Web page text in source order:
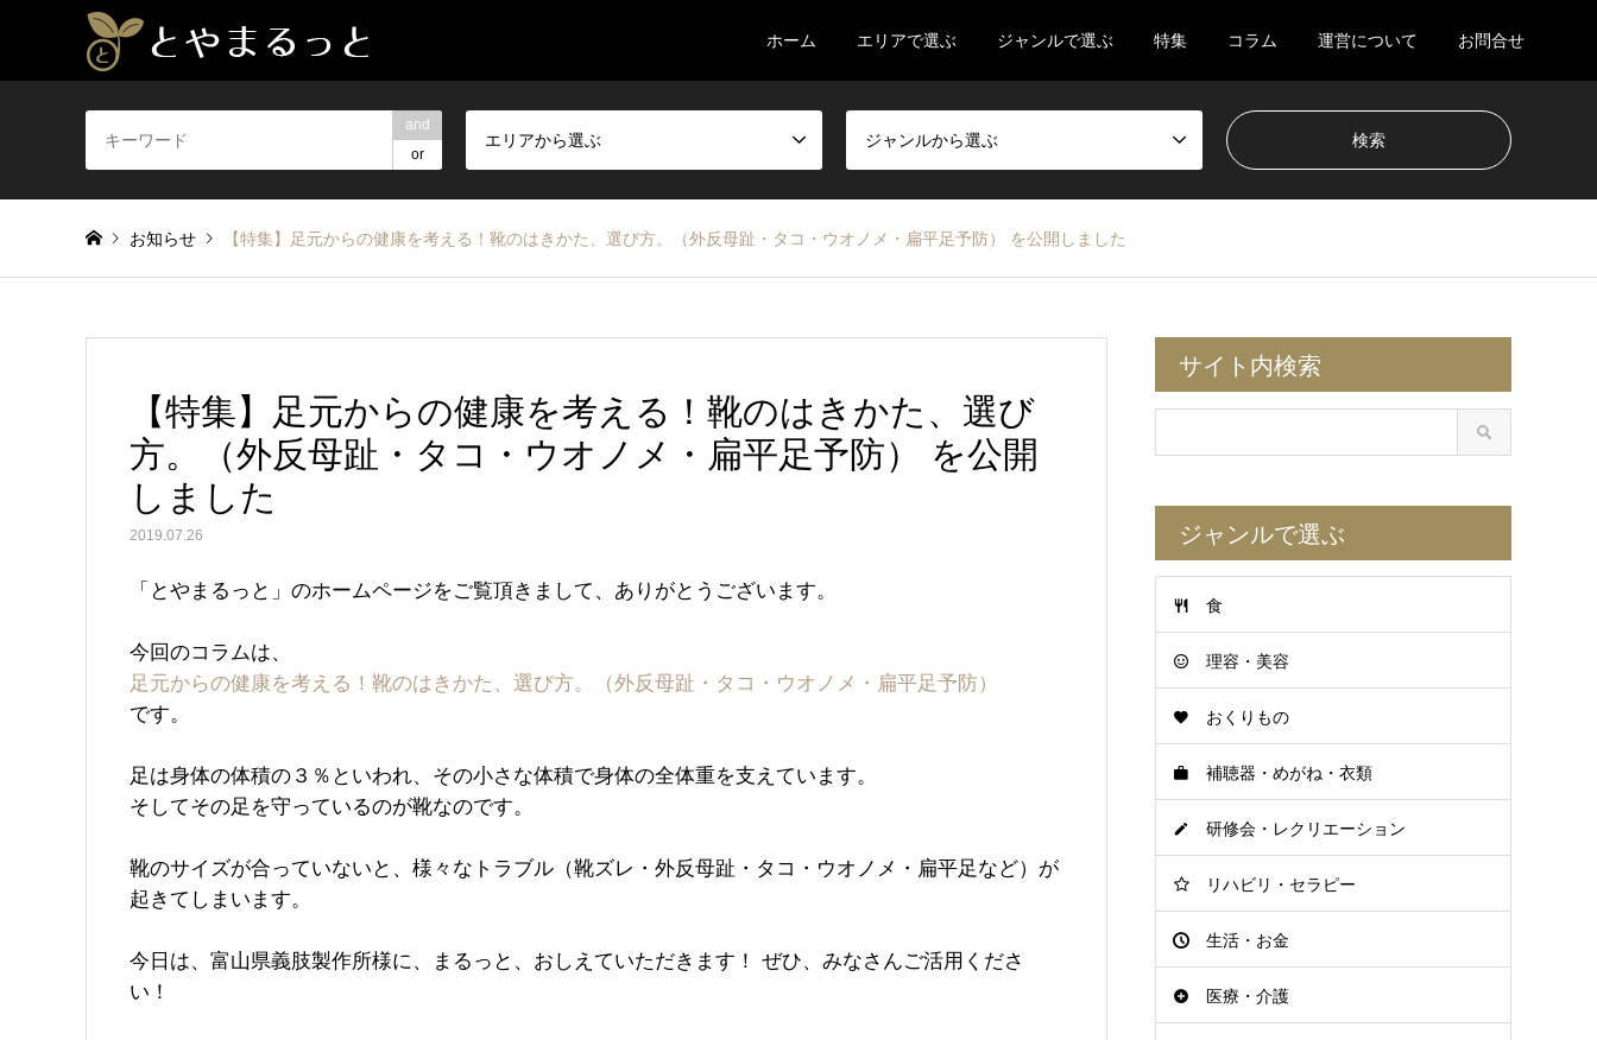
ホーム エリアで選ぶ ジャンルで選ぶ 特集 コラム 運営について お問合せ
and
or
エリアから選ぶ ジャンルから選ぶ
お知らせ 【特集】足元からの健康を考える！靴のはきかた、選び方。（外反母趾・タコ・ウオノメ・扁平足予防） を公開しました
【特集】足元からの健康を考える！靴のはきかた、選び
方。（外反母趾・タコ・ウオノメ・扁平足予防） を公開
しました
2019.07.26
「とやまるっと」のホームページをご覧頂きまして、ありがとうございます。
今回のコラムは、
足元からの健康を考える！靴のはきかた、選び方。（外反母趾・タコ・ウオノメ・扁平足予防）
です。
足は身体の体積の３％といわれ、その小さな体積で身体の全体重を支えています。
そしてその足を守っているのが靴なのです。
靴のサイズが合っていないと、様々なトラブル（靴ズレ・外反母趾・タコ・ウオノメ・扁平足など）が
起きてしまいます。
今日は、富山県義肢製作所様に、まるっと、おしえていただきます！ ぜひ、みなさんご活用くださ
い！
サイト内検索
ジャンルで選ぶ
食
理容・美容
おくりもの
補聴器・めがね・衣類
研修会・レクリエーション
リハビリ・セラピー
生活・お金
医療・介護